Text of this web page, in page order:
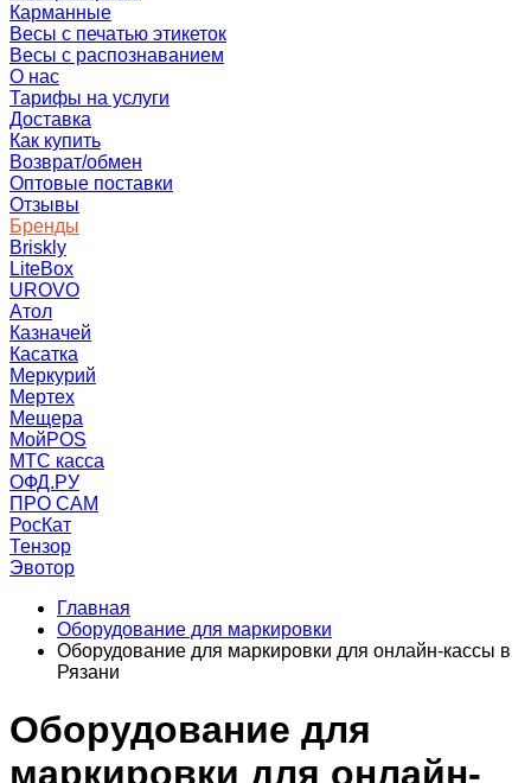
Карманные
Весы с печатью этикеток
Весы с распознаванием
О нас
Тарифы на услуги
Доставка
Как купить
Возврат/обмен
Оптовые поставки
Отзывы
Бренды
Briskly
LiteBox
UROVO
Атол
Казначей
Касатка
Меркурий
Мертех
Мещера
МойPOS
МТС касса
ОФД.РУ
ПРО САМ
РосКат
Тензор
Эвотор
Главная
Оборудование для маркировки
Оборудование для маркировки для онлайн-кассы в
Рязани
Оборудование для
маркировки для онлайн-